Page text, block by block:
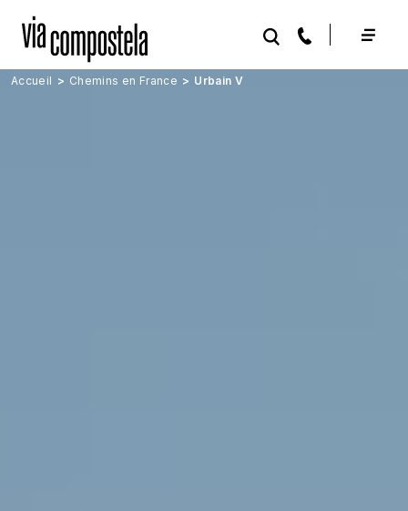
Accueil Chemins en France Urbain V